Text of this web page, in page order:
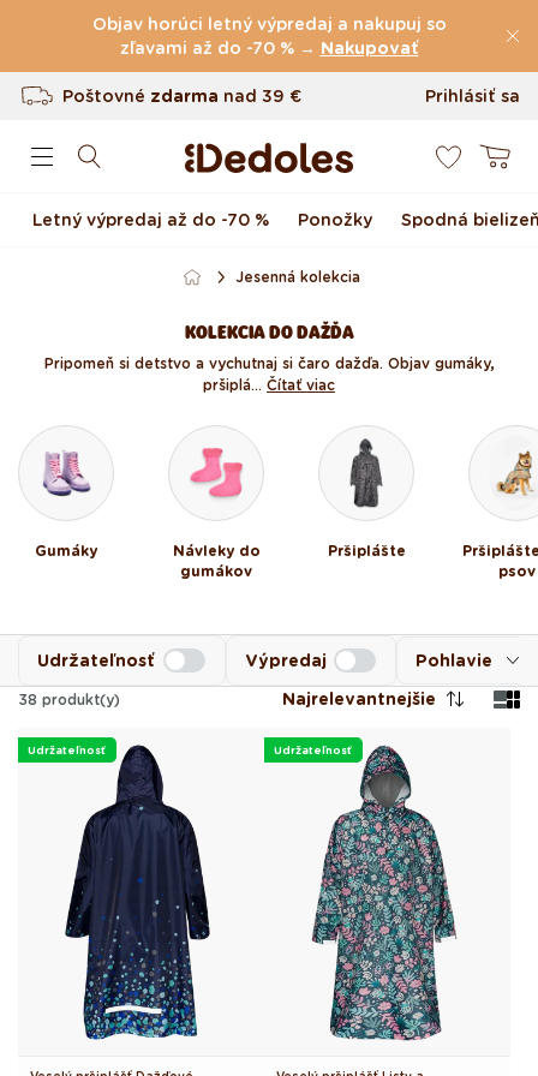
Preskočiť na obsah
Objav horúci letný výpredaj a nakupuj so
zľavami až do -70 % → Nakupovať
Poštovnézdarma nad39 €
Vrátenie tovaru až do 100 dní
Originálny dizajn navrhnutý u nás
Prihlásiť sa
Košík
Letný výpredaj až do -70 % Ponožky Spodná
Jesenná kolekcia
KOLEKCIA DO DAŽĎA
Pripomeň si detstvo a vychutnaj si čaro dažďa. Objav gumáky,
pršiplá... Čítať viac
Gumáky
Návleky do
gumákov
Pršiplášte
psov
Pohlavie
Udržateľnosť Výpredaj
38 produkt(y) Najrelevantnejšie
Udržateľnosť Udržateľnosť